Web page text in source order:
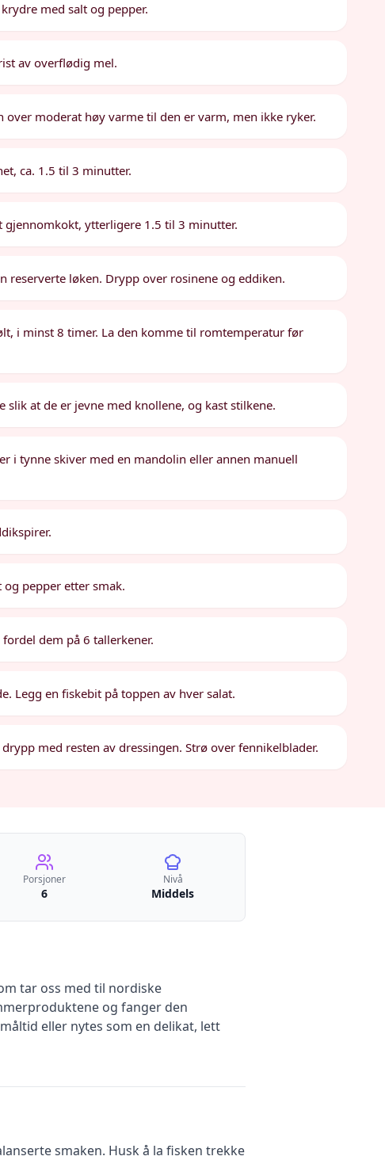
med salt og pepper.
av overflødig mel.
moderat høy varme til den er varm, men ikke ryker.
ca. 1.5 til 3 minutter.
gjennomkokt, ytterligere 1.5 til 3 minutter.
reserverte løken. Drypp over rosinene og eddiken.
i minst 8 timer. La den komme til romtemperatur før
at de er jevne med knollene, og kast stilkene.
i tynne skiver med en mandolin eller annen manuell
pepper etter smak.
dem på 6 tallerkener.
Legg en fiskebit på toppen av hver salat.
med resten av dressingen. Strø over fennikelblader.
Porsjoner
6
Nivå
Middels
tar oss med til nordiske
og fanger den
eller nytes som en delikat, lett
smaken. Husk å la fisken trekke